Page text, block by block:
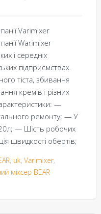
Varimixer
Warimixer
і середніх
підприємствах.
тіста, збивання
кремів і різних
—
ремонту; — У
20л; — Шість робочих
швидкості обертів;
, uk, Varimixer,
міксер BEAR